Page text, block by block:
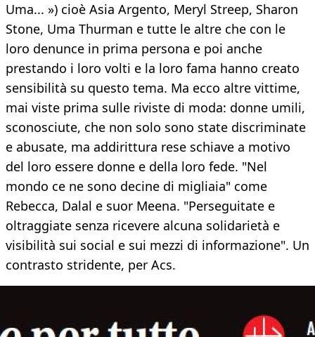
Uma... ») cioè Asia Argento, Meryl Streep, Sharon
Stone, Uma Thurman e tutte le altre che con le
loro denunce in prima persona e poi anche
prestando i loro volti e la loro fama hanno creato
sensibilità su questo tema. Ma ecco altre vittime,
mai viste prima sulle riviste di moda: donne umili,
sconosciute, che non solo sono state discriminate
e abusate, ma addirittura rese schiave a motivo
del loro essere donne e della loro fede. "Nel
mondo ce ne sono decine di migliaia" come
Rebecca, Dalal e suor Meena. "Perseguitate e
oltraggiate senza ricevere alcuna solidarietà e
visibilità sui social e sui mezzi di informazione". Un
contrasto stridente, per Acs.